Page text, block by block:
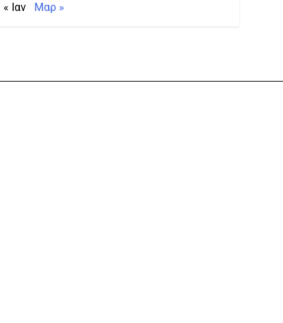
« Ιαν Μαρ »